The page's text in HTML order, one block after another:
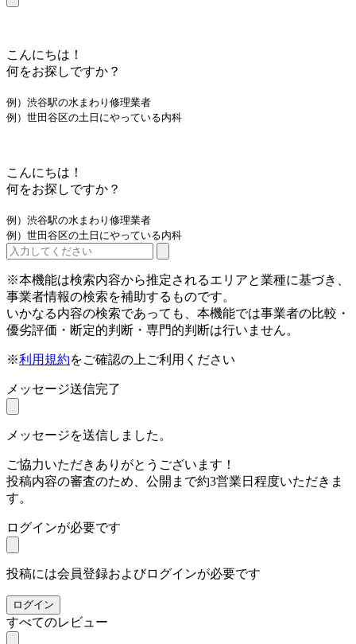
こんにちは！
何をお探しですか？
例）渋谷駅の水まわり修理業者
例）世田谷区の土日にやっている内科
こんにちは！
何をお探しですか？
例）渋谷駅の水まわり修理業者
例）世田谷区の土日にやっている内科
※本機能は検索内容から推定されるエリアと業種に基づき、
事業者情報の検索を補助するものです。
いかなる内容の検索であっても、本機能では事業者の比較・
優劣評価・断定的判断・専門的判断は行いません。
※利用規約をご確認の上ご利用ください
メッセージ送信完了
メッセージを送信しました。
ご協力いただきありがとうございます！
投稿内容の審査のため、公開まで約3営業日程度いただきま
す。
ログインが必要です
投稿には会員登録およびログインが必要です
ログイン
すべてのレビュー